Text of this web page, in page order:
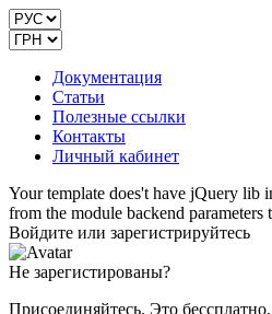
Документация
Статьи
Полезные ссылки
Контакты
Личный кабинет
Your template does't have jQuery lib
from the module backend
Войдите или зарегистрируйтесь
Не зарегистированы?
Присоединяйтесь. Это бессплатно.